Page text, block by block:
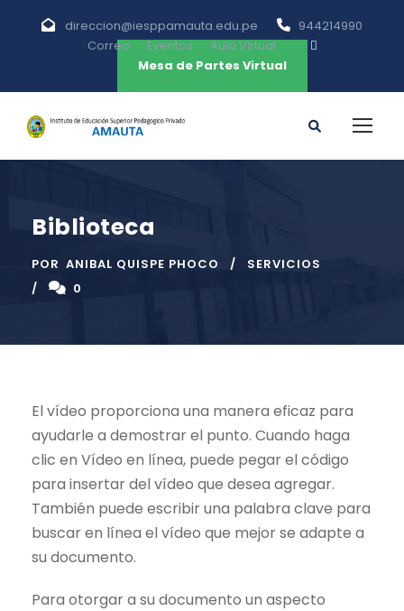
direccion@iesppamauta.edu.pe
944214990
Correo
Eventos
Aula Virtual
Mesa de Partes Virtual
Biblioteca
POR ANIBAL QUISPE PHOCO
SERVICIOS
0
El vídeo proporciona una manera eficaz para
ayudarle a demostrar el punto. Cuando haga
clic en Vídeo en línea, puede pegar el código
para insertar del vídeo que desea agregar.
También puede escribir una palabra clave para
buscar en línea el vídeo que mejor se adapte a
su documento.
Para otorgar a su documento un aspecto